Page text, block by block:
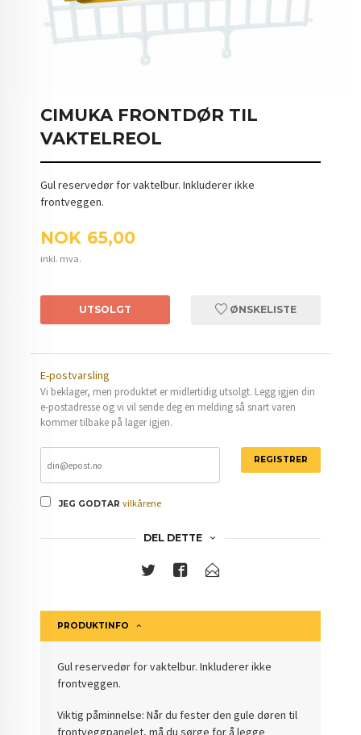
CIMUKA FRONTDØR TIL
VAKTELREOL
Gul reservedør for vaktelbur. Inkluderer ikke
frontveggen.
Pris
NOK 65,00
inkl. mva.
UTSOLGT ØNSKELISTE
E-postvarsling
Vi beklager, men produktet er midlertidig utsolgt. Legg igjen din
e-postadresse og vi vil sende deg en melding så snart varen
kommer tilbake på lager igjen.
JEG GODTAR vilkårene
REGISTRER
DEL DETTE
PRODUKTINFO
Gul reservedør for vaktelbur. Inkluderer ikke
frontveggen.
Viktig påminnelse: Når du fester den gule døren til
frontveggpanelet, må du sørge for å legge